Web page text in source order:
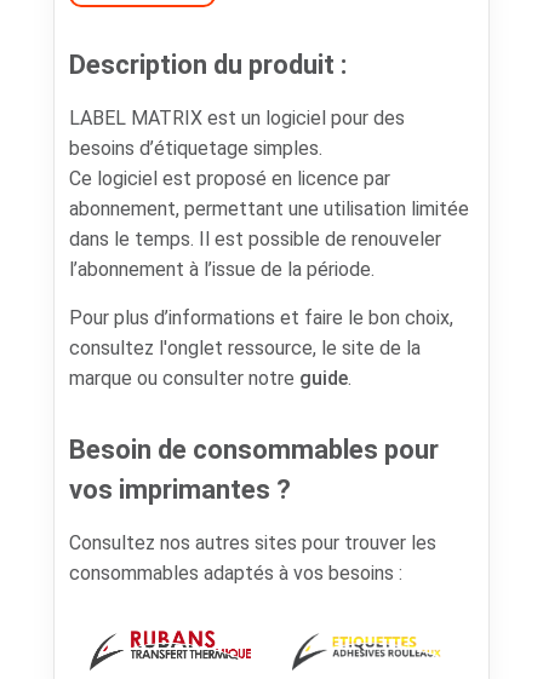
Description du produit :
LABEL MATRIX est un logiciel pour des
besoins d’étiquetage simples.
Ce logiciel est proposé en licence par
abonnement, permettant une utilisation limitée
dans le temps. Il est possible de renouveler
l’abonnement à l’issue de la période.
Pour plus d’informations et faire le bon choix,
consultez l'onglet ressource, le site de la
marque ou consulter notre guide.
Besoin de consommables pour
vos imprimantes ?
Consultez nos autres sites pour trouver les
consommables adaptés à vos besoins :